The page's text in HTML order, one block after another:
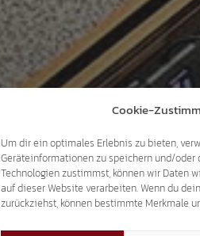
Cookie-
Um dir ein optimales Erlebnis zu bieten,
Geräteinformationen zu speichern und/oder
Technologien zustimmst, können wir Daten
auf dieser Website verarbeiten. Wenn du
zurückziehst, können bestimmte Merkmale